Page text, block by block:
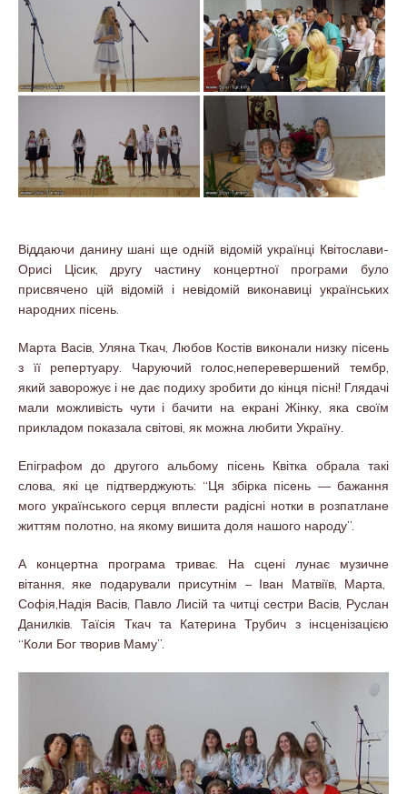
Віддаючи данину шані ще одній відомій українці Квітослави-
Орисі Цісик, другу частину концертної програми було
присвячено цій відомій і невідомій виконавиці українських
народних пісень.
Марта Васів, Уляна Ткач, Любов Костів виконали низку пісень
з її репертуару. Чаруючий голос,неперевершений тембр,
який заворожує і не дає подиху зробити до кінця пісні! Глядачі
мали можливість чути і бачити на екрані Жінку, яка своїм
прикладом показала світові, як можна любити Україну.
Епіграфом до другого альбому пісень Квітка обрала такі
слова, які це підтверджують: “Ця збірка пісень — бажання
мого українського серця вплести радісні нотки в розпатлане
життям полотно, на якому вишита доля нашого народу”.
А концертна програма триває. На сцені лунає музичне
вітання, яке подарували присутнім – Іван Матвіїв, Марта,
Софія,Надія Васів, Павло Лисій та читці сестри Васів, Руслан
Данилків. Таїсія Ткач та Катерина Трубич з інсценізацією
“Коли Бог творив Маму”.